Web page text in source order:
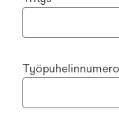
Työpuhelinnumero